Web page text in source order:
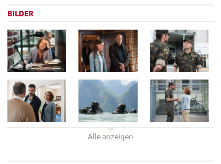
BILDER
Alle anzeigen